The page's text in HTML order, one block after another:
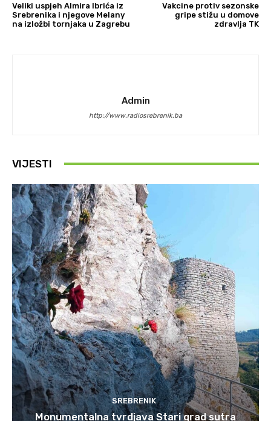
Veliki uspjeh Almira Ibrića iz
Srebrenika i njegove Melany
na izložbi tornjaka u Zagrebu
Vakcine protiv sezonske
gripe stižu u domove
zdravlja TK
Admin
http://www.radiosrebrenik.ba
VIJESTI
SREBRENIK
Monumentalna tvrdjava Stari grad sutra